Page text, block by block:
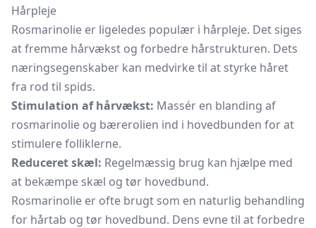
Hårpleje
Rosmarinolie er ligeledes populær i hårpleje. Det siges
at fremme hårvækst og forbedre hårstrukturen. Dets
næringsegenskaber kan medvirke til at styrke håret
fra rod til spids.
Stimulation af hårvækst: Massér en blanding af
rosmarinolie og bærerolien ind i hovedbunden for at
stimulere folliklerne.
Reduceret skæl: Regelmæssig brug kan hjælpe med
at bekæmpe skæl og tør hovedbund.
Rosmarinolie er ofte brugt som en naturlig behandling
for hårtab og tør hovedbund. Dens evne til at forbedre